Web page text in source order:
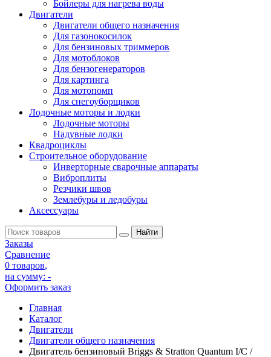
Бойлеры для нагрева воды
Двигатели
Двигатели общего назначения
Для газонокосилок
Для бензиновых триммеров
Для мотоблоков
Для бензогенераторов
Для картинга
Для мотопомп
Для снегоуборщиков
Лодочные моторы и лодки
Лодочные моторы
Надувные лодки
Квадроциклы
Строительное оборудование
Инверторные сварочные аппараты
Виброплиты
Резчики швов
Землебуры и ледобуры
Аксессуары
Заказы
Сравнение
0 товаров,
на сумму: -
Оформить заказ
Главная
Каталог
Двигатели
Двигатели общего назначения
Двигатель бензиновый Briggs & Stratton Quantum I/C /